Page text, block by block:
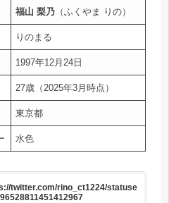
福山 梨乃 （ふくやま りの）
りのまる
1997年12月24日
27歳（2025年3月時点）
東京都
水色
twitter.com/rino_ct1224/statuse